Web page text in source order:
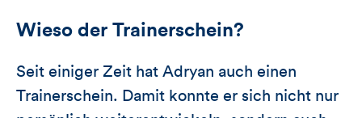
Wieso der Trainerschein?
Seit einiger Zeit hat Adryan auch einen
Trainerschein. Damit konnte er sich nicht nur